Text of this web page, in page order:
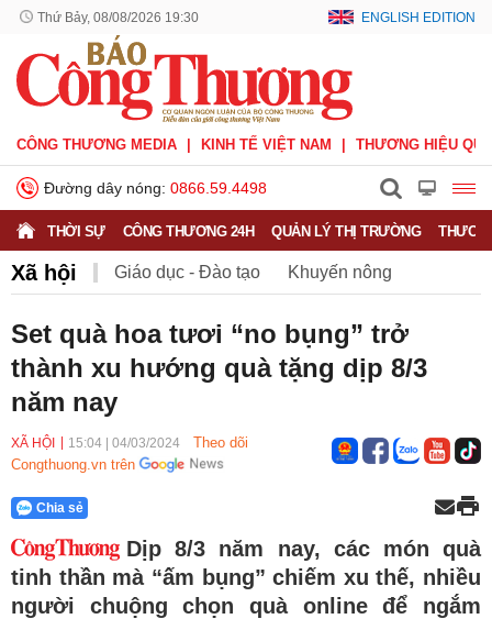
Thứ Bảy, 08/08/2026 19:30 ENGLISH EDITION
CÔNG THƯƠNG MEDIA KINH TẾ VIỆT NAM THƯƠNG HIỆU
Đường dây nóng: 0866.59.4498
THỜI SỰ CÔNG THƯƠNG 24H QUẢN LÝ THỊ TRƯỜNG
Xã hội Giáo dục - Đào tạo Khuyến nông
Phát triển bền vững Sức khỏe Việc làm
Set quà hoa tươi “no bụng” trở
thành xu hướng quà tặng dịp 8/3
năm nay
XÃ HỘI 15:04 04/03/2024
Theo dõi
Congthuong.vn trên
Chia sẻ
Dịp 8/3 năm nay, các món quà
tinh thần mà “ấm bụng” chiếm xu thế, nhiều
người chuộng chọn quà online để ngắm